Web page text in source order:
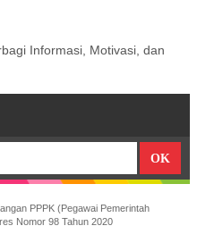
Informasi, Motivasi, dan
PPPK (Pegawai Pemerintah
Nomor 98 Tahun 2020